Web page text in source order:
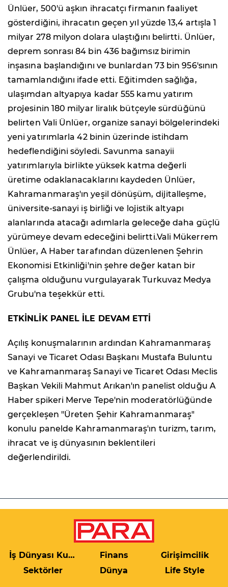
Ünlüer, 500'ü aşkın ihracatçı firmanın faaliyet
gösterdiğini, ihracatın geçen yıl yüzde 13,4 artışla 1
milyar 278 milyon dolara ulaştığını belirtti. Ünlüer,
deprem sonrası 84 bin 436 bağımsız birimin
inşasına başlandığını ve bunlardan 73 bin 956'sının
tamamlandığını ifade etti. Eğitimden sağlığa,
ulaşımdan altyapıya kadar 555 kamu yatırım
projesinin 180 milyar liralık bütçeyle sürdüğünü
belirten Vali Ünlüer, organize sanayi bölgelerindeki
yeni yatırımlarla 42 binin üzerinde istihdam
hedeflendiğini söyledi. Savunma sanayii
yatırımlarıyla birlikte yüksek katma değerli
üretime odaklanacaklarını kaydeden Ünlüer,
Kahramanmaraş'ın yeşil dönüşüm, dijitalleşme,
üniversite-sanayi iş birliği ve lojistik altyapı
alanlarında atacağı adımlarla geleceğe daha güçlü
yürümeye devam edeceğini belirtti.Vali Mükerrem
Ünlüer, A Haber tarafından düzenlenen Şehrin
Ekonomisi Etkinliği'nin şehre değer katan bir
çalışma olduğunu vurgulayarak Turkuvaz Medya
Grubu'na teşekkür etti.
ETKİNLİK PANEL İLE DEVAM ETTİ
Açılış konuşmalarının ardından Kahramanmaraş
Sanayi ve Ticaret Odası Başkanı Mustafa Buluntu
ve Kahramanmaraş Sanayi ve Ticaret Odası Meclis
Başkan Vekili Mahmut Arıkan'ın panelist olduğu A
Haber spikeri Merve Tepe'nin moderatörlüğünde
gerçekleşen "Üreten Şehir Kahramanmaraş"
konulu panelde Kahramanmaraş'ın turizm, tarım,
ihracat ve iş dünyasının beklentileri
değerlendirildi.
İş Dünyası Kulis Finans
Girişimcilik
Sektörler
Dünya Life Style